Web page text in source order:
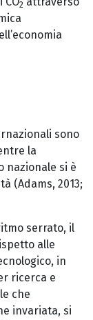
2
sono
la
nazionale si è
(Adams, 2013;
serrato, il
alle
in
ricerca e
che
invariata, si